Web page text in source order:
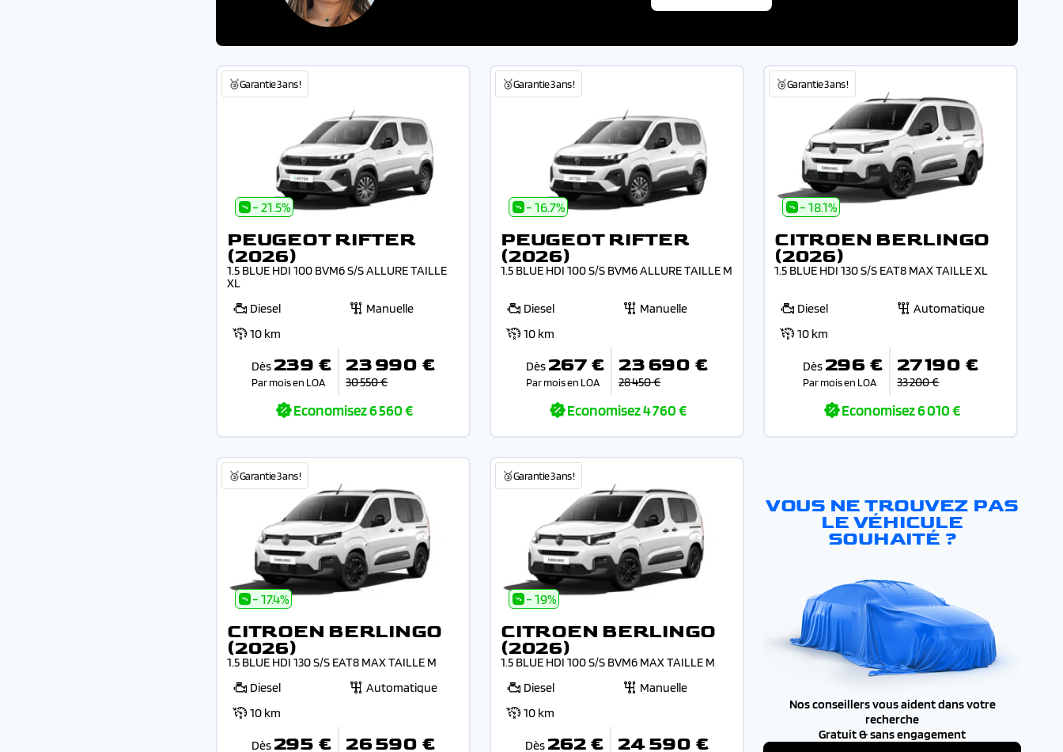
🥉Garantie 3 ans !
- 21.5%
PEUGEOT RIFTER
(2026)
1.5 BLUE HDI 100 BVM6 S/S ALLURE TAILLE
XL
Diesel
Manuelle
10 km
Dès 239 €
Par mois en LOA
23 990 €
30 550 €
Economisez6 560 €
🥉Garantie 3 ans !
- 16.7%
PEUGEOT RIFTER
(2026)
1.5 BLUE HDI 100 S/S BVM6 ALLURE TAILLE M
Diesel
Manuelle
10 km
Dès 267 €
Par mois en LOA
23 690 €
28 450 €
Economisez4 760 €
🥉Garantie 3 ans !
- 18.1%
CITROEN BERLINGO
(2026)
1.5 BLUE HDI 130 S/S EAT8 MAX TAILLE XL
Diesel
Automatique
10 km
Dès 296 €
Par mois en LOA
27 190 €
33 200 €
Economisez6 010 €
🥉Garantie 3 ans !
- 17.4%
CITROEN BERLINGO
(2026)
1.5 BLUE HDI 130 S/S EAT8 MAX TAILLE M
Diesel
Automatique
10 km
Dès 295 € 26 590 €
🥉Garantie 3 ans !
- 19%
CITROEN BERLINGO
(2026)
1.5 BLUE HDI 100 S/S BVM6 MAX TAILLE M
Diesel
Manuelle
10 km
Dès 262 € 24 590 €
VOUS NE TROUVEZ PAS
LE VÉHICULE
SOUHAITÉ ?
Nos conseillers vous aident dans votre
recherche
Gratuit & sans engagement